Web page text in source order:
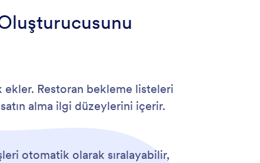
ekler. Restoran bekleme listeleri
alma ilgi düzeylerini içerir.
otomatik olarak sıralayabilir,